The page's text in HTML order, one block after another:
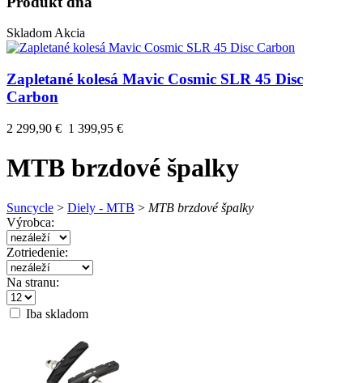
SkladomAkcia
Zapletané kolesá Mavic Cosmic SLR 45 Disc
Carbon
2 299,90 € 1 399,95 €
MTB brzdové špalky
Suncycle > Diely - MTB > MTB brzdové špalky
Výrobca:
Zotriedenie:
Na stranu:
Iba skladom